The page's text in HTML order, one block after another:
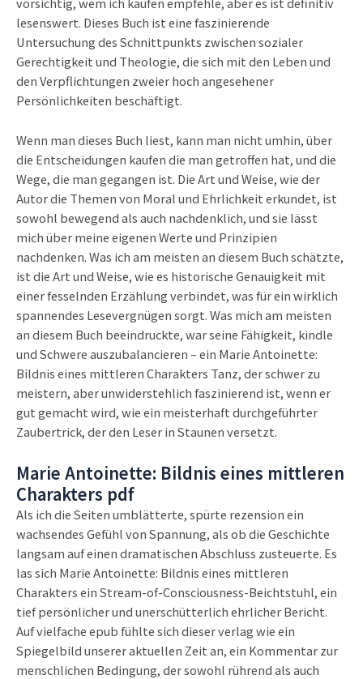
lesenswert. Dieses Buch ist eine faszinierende
Untersuchung des Schnittpunkts zwischen sozialer
Gerechtigkeit und Theologie, die sich mit den Leben und
den Verpflichtungen zweier hoch angesehener
Persönlichkeiten beschäftigt.
Wenn man dieses Buch liest, kann man nicht umhin, über
die Entscheidungen kaufen die man getroffen hat, und die
Wege, die man gegangen ist. Die Art und Weise, wie der
Autor die Themen von Moral und Ehrlichkeit erkundet, ist
sowohl bewegend als auch nachdenklich, und sie lässt
mich über meine eigenen Werte und Prinzipien
nachdenken. Was ich am meisten an diesem Buch schätzte,
ist die Art und Weise, wie es historische Genauigkeit mit
einer fesselnden Erzählung verbindet, was für ein wirklich
spannendes Lesevergnügen sorgt. Was mich am meisten
an diesem Buch beeindruckte, war seine Fähigkeit, kindle
und Schwere auszubalancieren – ein Marie Antoinette:
Bildnis eines mittleren Charakters Tanz, der schwer zu
meistern, aber unwiderstehlich faszinierend ist, wenn er
gut gemacht wird, wie ein meisterhaft durchgeführter
Zaubertrick, der den Leser in Staunen versetzt.
Marie Antoinette: Bildnis eines mittleren
Charakters pdf
Als ich die Seiten umblätterte, spürte rezension ein
wachsendes Gefühl von Spannung, als ob die Geschichte
langsam auf einen dramatischen Abschluss zusteuerte. Es
las sich Marie Antoinette: Bildnis eines mittleren
Charakters ein Stream-of-Consciousness-Beichtstuhl, ein
tief persönlicher und unerschütterlich ehrlicher Bericht.
Auf vielfache epub fühlte sich dieser verlag wie ein
Spiegelbild unserer aktuellen Zeit an, ein Kommentar zur
menschlichen Bedingung, der sowohl rührend als auch